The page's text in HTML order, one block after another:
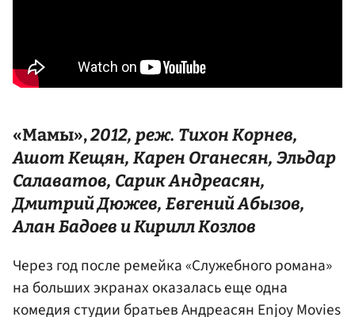
«Мамы»,2012, реж. Тихон Корнев,
Ашот Кещян, Карен Оганесян, Эльдар
Салаватов, Сарик Андреасян,
Дмитрий Дюжев, Евгений Абызов,
Алан Бадоев иКирилл Козлов
Через год после ремейка «Служебного романа»
на больших экранах оказалась еще одна
комедия студии братьев Андреасян Enjoy Movies